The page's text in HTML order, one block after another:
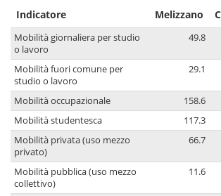
Indicatore Melizzano
Mobilità giornaliera per studio
o lavoro
49.8
Mobilità fuori comune per
studio o lavoro
29.1
Mobilità occupazionale 158.6
Mobilità studentesca
117.3
Mobilità privata (uso mezzo
privato)
66.7
Mobilità pubblica (uso mezzo
collettivo)
11.6